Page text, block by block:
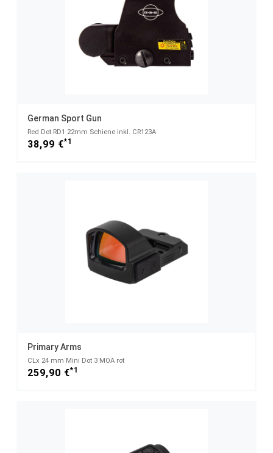
German Sport Gun
Red Dot RD1 22mm Schiene inkl. CR123A
38,99 €*1
Primary Arms
CLx 24 mm Mini Dot 3 MOA rot
259,90 €*1